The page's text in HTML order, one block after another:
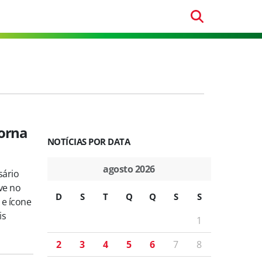
no
ícone
NOTÍCIAS POR DATA
agosto 2026
D S T Q Q S S
1
2
3 4 5 6 7
8